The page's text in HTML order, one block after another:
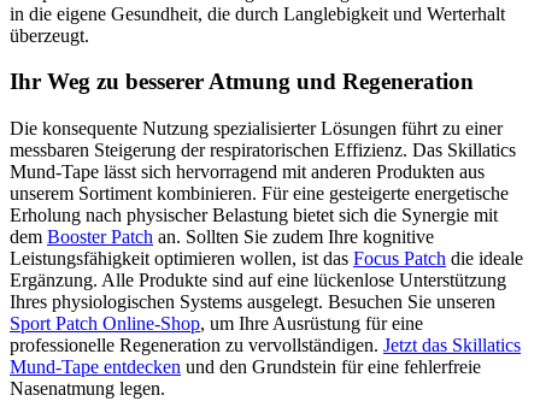
in die eigene Gesundheit, die durch Langlebigkeit und Werterhalt
überzeugt.
Ihr Weg zu besserer Atmung und Regeneration
Die konsequente Nutzung spezialisierter Lösungen führt zu einer
messbaren Steigerung der respiratorischen Effizienz. Das Skillatics
Mund-Tape lässt sich hervorragend mit anderen Produkten aus
unserem Sortiment kombinieren. Für eine gesteigerte energetische
Erholung nach physischer Belastung bietet sich die Synergie mit
dem Booster Patch an. Sollten Sie zudem Ihre kognitive
Leistungsfähigkeit optimieren wollen, ist das Focus Patch die ideale
Ergänzung. Alle Produkte sind auf eine lückenlose Unterstützung
Ihres physiologischen Systems ausgelegt. Besuchen Sie unseren
Sport Patch Online-Shop, um Ihre Ausrüstung für eine
professionelle Regeneration zu vervollständigen. Jetzt das Skillatics
Mund-Tape entdecken und den Grundstein für eine fehlerfreie
Nasenatmung legen.